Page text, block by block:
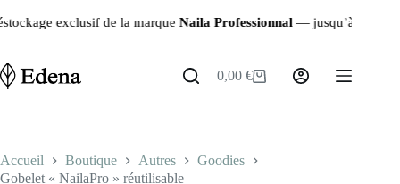
au exclusif de la marqueNaila Professionnal— jusqu’à-90%sur les
Panier
0,00€
Accueil Boutique Autres
Goodies
Gobelet « NailaPro » réutilisable